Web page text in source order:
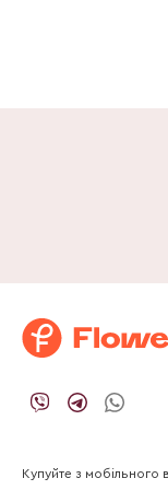
Купуйте з мобільного